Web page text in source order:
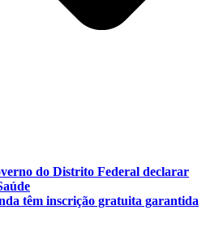
do Distrito Federal declarar
têm inscrição gratuita garantida